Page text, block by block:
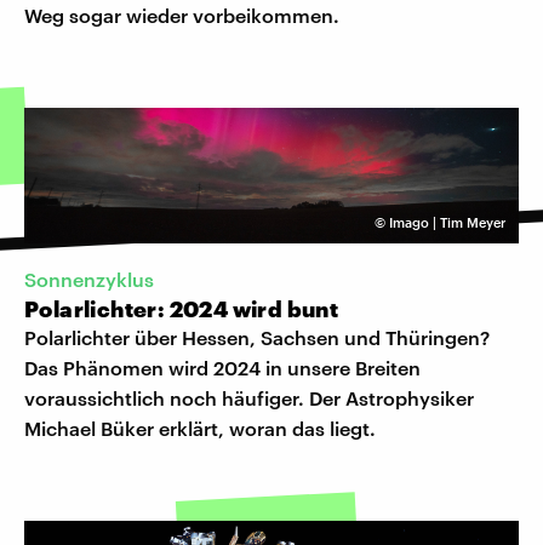
Weg sogar wieder vorbeikommen.
© Imago | Tim Meyer
Sonnenzyklus
Polarlichter: 2024 wird bunt
Polarlichter über Hessen, Sachsen und Thüringen?
Das Phänomen wird 2024 in unsere Breiten
voraussichtlich noch häufiger. Der Astrophysiker
Michael Büker erklärt, woran das liegt.